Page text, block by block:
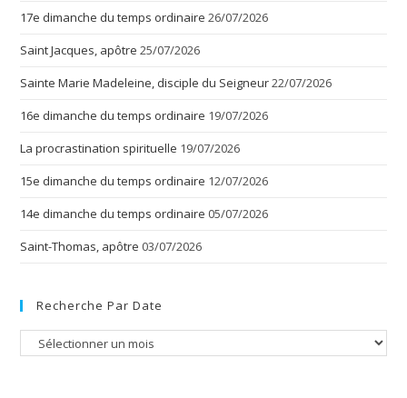
17e dimanche du temps ordinaire 26/07/2026
Saint Jacques, apôtre 25/07/2026
Sainte Marie Madeleine, disciple du Seigneur22/07/2026
16e dimanche du temps ordinaire 19/07/2026
La procrastination spirituelle 19/07/2026
15e dimanche du temps ordinaire 12/07/2026
14e dimanche du temps ordinaire 05/07/2026
Saint-Thomas, apôtre 03/07/2026
Recherche Par Date
Recherche